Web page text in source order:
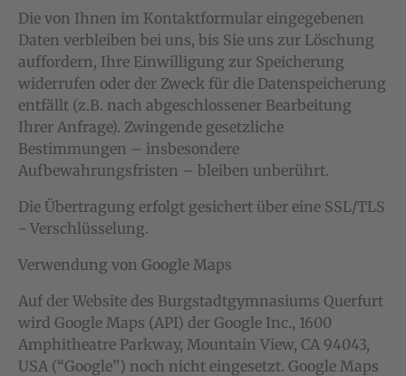
Die von Ihnen im Kontaktformular eingegebenen
Daten verbleiben bei uns, bis Sie uns zur Löschung
auffordern, Ihre Einwilligung zur Speicherung
widerrufen oder der Zweck für die Datenspeicherung
entfällt (z.B. nach abgeschlossener Bearbeitung
Ihrer Anfrage). Zwingende gesetzliche
Bestimmungen – insbesondere
Aufbewahrungsfristen – bleiben unberührt.
Die Übertragung erfolgt gesichert über eine SSL/TLS
- Verschlüsselung.
Verwendung von Google Maps
Auf der Website des Burgstadtgymnasiums Querfurt
wird Google Maps (API) der Google Inc., 1600
Amphitheatre Parkway, Mountain View, CA 94043,
USA (“Google”) noch nicht eingesetzt. Google Maps